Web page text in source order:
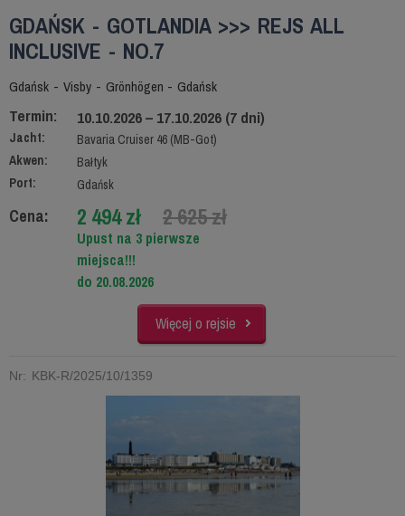
GDAŃSK - GOTLANDIA >>> REJS ALL
INCLUSIVE - NO.7
Gdańsk - Visby - Grönhögen - Gdańsk
Termin: 10.10.2026 – 17.10.2026 (7 dni)
Jacht:
Bavaria Cruiser 46 (MB-Got)
Akwen:
Bałtyk
Port:
Gdańsk
Cena: 2 494 zł 2 625 zł
Upust na 3 pierwsze
miejsca!!!
do 20.08.2026
Więcej o rejsie
Nr: KBK-R/2025/10/1359